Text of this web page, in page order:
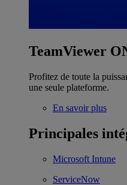
TeamViewer
Profitez de toute la
une seule plateforme.
En savoir plus
Principales
Microsoft Intune
ServiceNow